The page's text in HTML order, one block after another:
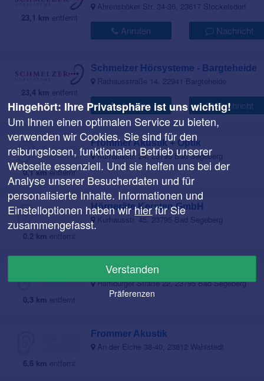
23,1 km entfernt
Ahrensböker Str. 34-36, 23617 Stockelsdorf
Anrufen Nachricht
23,4 km entfernt
Schmelzer Hörsysteme - Bargteheide
Rathausstraße 14, 22941 Bargteheide
Anrufen Nachricht
0,1 kmentfernt
Frommer Akustik + Optik
Kurhausstr. 24, 23795 Bad Segeberg
0,2 km entfernt
Hörgeräte Kersten GmbH
Kurhausstr. 45, 23795 Bad Segeberg
0,3 km entfernt
Hiesler Hörtechnik
Hamburger Straße 22, 23795 Bad Segeberg
6,6 km entfernt
Frommer Akustik
An der Eiche 38-40, 23812 Wahlstedt
Hingehört: Ihre Privatsphäre ist uns wichtig!
Um Ihnen einen optimalen Service zu bieten,
verwenden wir Cookies. Sie sind für den
reibungslosen, funktionalen Betrieb unserer
Webseite essenziell. Und sie helfen uns bei der
Analyse unserer Besucherdaten und für
personalisierte Inhalte. Informationen und
Einstelloptionen haben wirhierfür Sie
zusammengefasst.
Verstanden
Präferenzen